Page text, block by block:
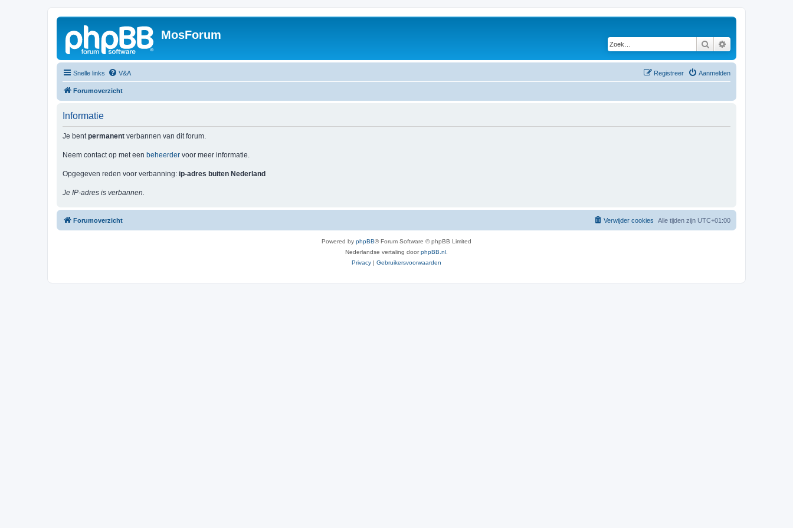
MosForum
Zoek
Snelle links V&A Aanmelden
Registreer
Forumoverzicht
Informatie
Je bentpermanent verbannen van dit forum.
Neem contact op met een beheerder voor meer informatie.
Opgegeven reden voor verbanning: ip-adres buiten Nederland
Je IP-adres is verbannen.
Forumoverzicht Alle tijden zijn UTC+01:00
Verwijder cookies
Powered by phpBB® Forum Software © phpBB Limited
Nederlandse vertaling doorphpBB.nl
Privacy | Gebruikersvoorwaarden